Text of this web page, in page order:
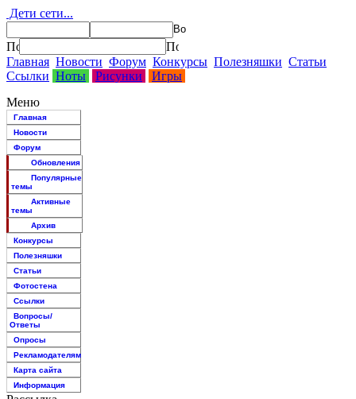
Дети сети...
Главная Новости Форум Конкурсы Полезняшки Статьи
Ссылки Ноты Рисунки
Игры
Меню
Главная
Новости
Форум
Обновления
Популярные
темы
Активные
темы
Архив
Конкурсы
Полезняшки
Статьи
Фотостена
Ссылки
Вопросы/
Ответы
Опросы
Рекламодателям
Карта сайта
Информация